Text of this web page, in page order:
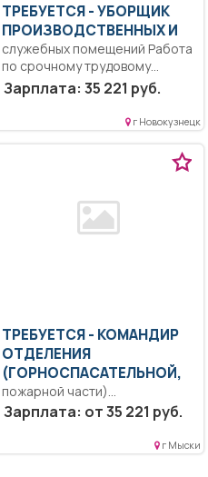
ТРЕБУЕТСЯ - УБОРЩИК
ПРОИЗВОДСТВЕННЫХ И
служебных помещений Работа
по срочному трудовому
договору с 01.07.2026г. по...
Зарплата: 35 221 руб.
г Новокузнецк
ТРЕБУЕТСЯ - КОМАНДИР
ОТДЕЛЕНИЯ
(ГОРНОСПАСАТЕЛЬНОЙ,
пожарной части)
Образование: Среднее
профессиональное
образование. Обязательное
прохождение специальной
Зарплата: от 35 221 руб.
г Мыски